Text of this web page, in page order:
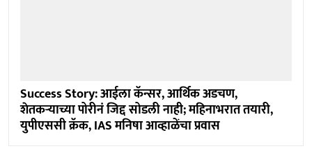
Success Story: आईला कॅन्सर, आर्थिक अडचण,
शेतकऱ्याच्या पोरीनं जिद्द सोडली नाही; महिनाभरात तयारी,
युपीएससी क्रॅक, IAS मनिषा आव्हाळेंचा प्रवास